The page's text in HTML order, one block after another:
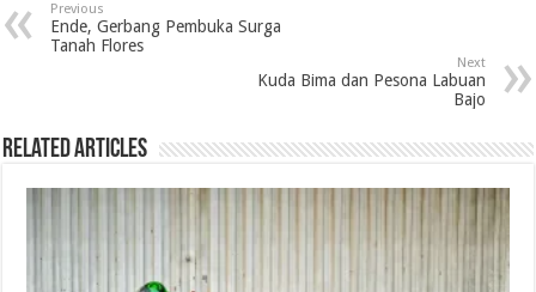
Previous
Ende, Gerbang Pembuka Surga
Tanah Flores
Next
Kuda Bima dan Pesona Labuan
Bajo
Related Articles